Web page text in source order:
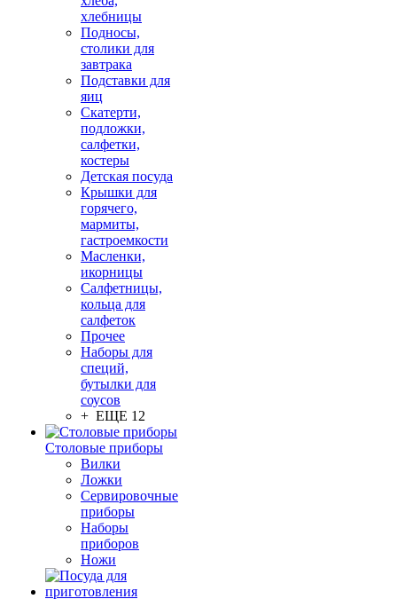
хлебницы
Подносы,
столики для
завтрака
Подставки для
яиц
Скатерти,
подложки,
салфетки,
костеры
Детская посуда
Крышки для
горячего,
мармиты,
гастроемкости
Масленки,
икорницы
Салфетницы,
кольца для
салфеток
Прочее
Наборы для
специй,
бутылки для
соусов
+ ЕЩЕ 12
Столовые приборы
Вилки
Ложки
Сервировочные
приборы
Наборы
приборов
Ножи